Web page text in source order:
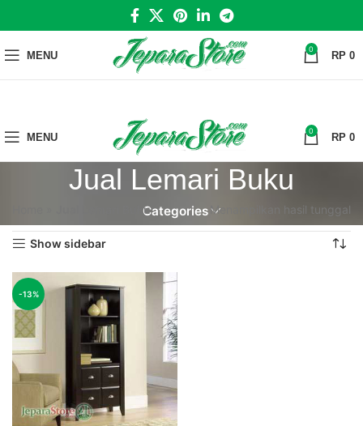
MENU 0 RP 0
MENU 0 RP 0
Jual Lemari Buku
Categories
Jual Lemari Buku Menampilkan hasil tunggal
Show sidebar
-13%